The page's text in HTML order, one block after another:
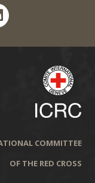
COMMITTEE
OF THE RED CROSS